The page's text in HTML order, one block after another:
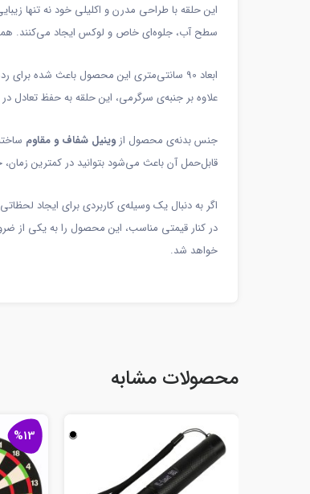
این حلقه با طراحی مدرن و اکلیلی خود نه تنها
سطح آب، جلوه‌ای خاص و لوکس ایجاد می‌کنند.
ابعاد 90 سانتی‌متری این محصول باعث شده
علاوه بر جنبه‌ی سرگرمی، این حلقه به حفظ تعادل
جنس بدنه‌ی محصول ازوینیل شفاف و مقاوم
قابل‌حمل آن باعث می‌شود بتوانید در کمترین زمان،
اگر به دنبال یک وسیله‌ی کاربردی برای ایجاد
در کنار قیمتی مناسب، این محصول را به یکی از
خواهد شد.
محصولات مشابه
%13